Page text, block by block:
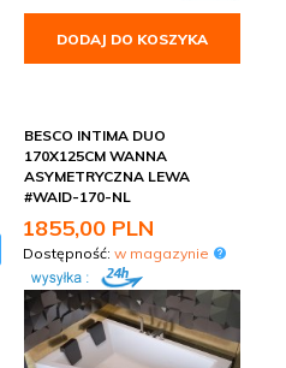
DODAJ DO KOSZYKA
BESCO INTIMA DUO
170X125CM WANNA
ASYMETRYCZNA LEWA
#WAID-170-NL
1855,00 PLN
Dostępność: w magazynie